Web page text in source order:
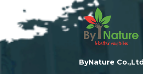
ByNature